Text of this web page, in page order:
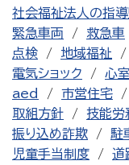
社会福祉法人の指
緊急車両
救急車
点検
地域福祉
電気ショック
心
aed
市営住宅
取組方針
技能労
振り込め詐欺
駐
児童手当制度
道